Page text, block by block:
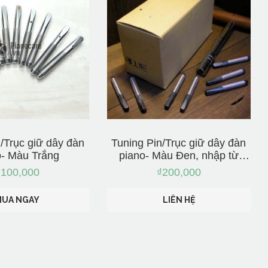
Trục giữ dây đàn
Màu Trắng
100,000
NGAY
Tuning Pin/Trục giữ dây đàn
piano- Màu Đen, nhập từ
Nhật Bản
₫200,000
LIÊN HỆ